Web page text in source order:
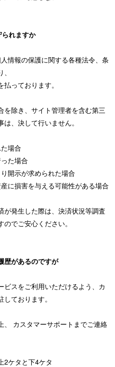
れますか
情報の保護に関する各種法令、条
っております。
を除き、サイト管理者を含む第三
、決して行いません。
場合
た場合
示が求められた場合
損害を与える可能性がある場合
が発生した際は、決済状況等調査
でご安心ください。
歴があるのですが
スをご利用いただけるよう、カ
ております。
、 カスタマーサポートまでご連絡
2ケタと下4ケタ